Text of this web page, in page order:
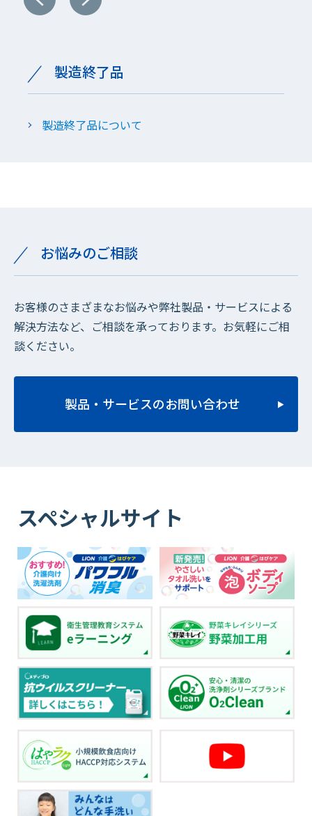
製造終了品
製造終了品について
お悩みのご相談
お客様のさまざまなお悩みや弊社製品・サービスによる
解決方法など、ご相談を承っております。お気軽にご相
談ください。
製品・サービスのお問い合わせ
スペシャルサイト